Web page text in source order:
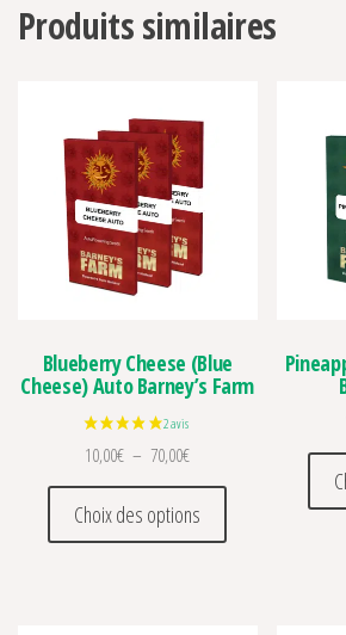
Produits similaires
Blueberry Cheese (Blue
Cheese) Auto Barney’s Farm
10,00€ – 70,00€Plage de prix : 10,00€ à
Choix des options
Ce produit a